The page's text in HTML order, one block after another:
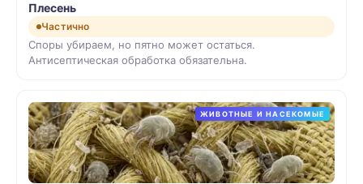
Плесень
Частично
Споры убираем, но пятно может остаться.
Антисептическая обработка обязательна.
ЖИВОТНЫЕ И НАСЕКОМЫЕ